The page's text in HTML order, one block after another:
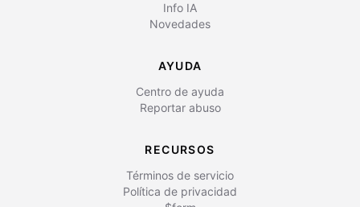
Info IA
Novedades
AYUDA
Centro de ayuda
Reportar abuso
RECURSOS
Términos de servicio
Política de privacidad